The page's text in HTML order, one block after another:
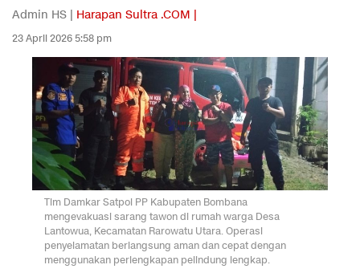
Admin HS | Harapan Sultra .COM |
23 April 2026 5:58 pm
Tim Damkar Satpol PP Kabupaten Bombana
mengevakuasi sarang tawon di rumah warga Desa
Lantowua, Kecamatan Rarowatu Utara. Operasi
penyelamatan berlangsung aman dan cepat dengan
menggunakan perlengkapan pelindung lengkap.